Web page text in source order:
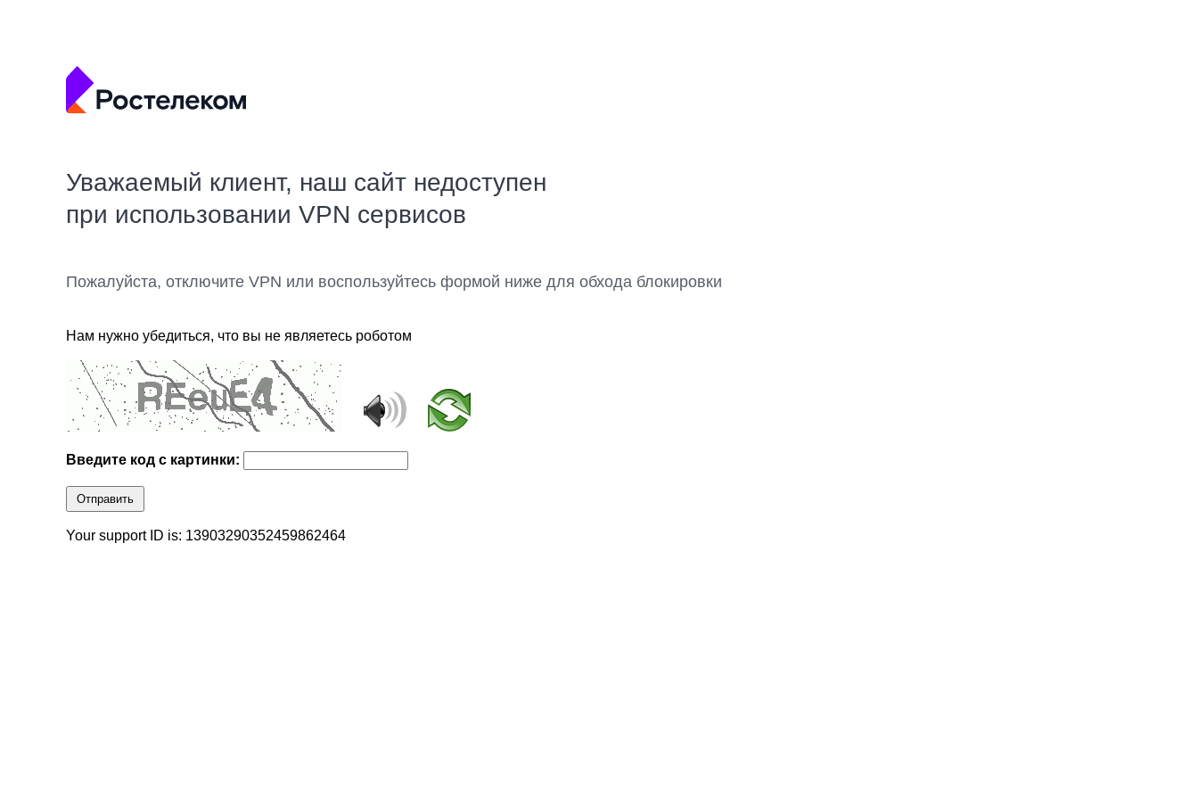
Уважаемый клиент, наш сайт недоступен
при использовании VPN сервисов
Пожалуйста, отключите VPN или воспользуйтесь формой ниже для обхода блокировки
Нам нужно убедиться, что вы не являетесь роботом
Введите код с картинки:
Отправить
Your support ID is: 13903290352459862464